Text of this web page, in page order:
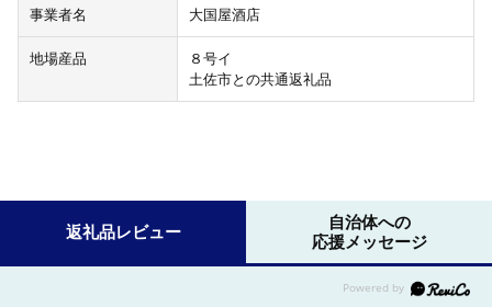
事業者名 大国屋酒店
地場産品
８号イ
土佐市との共通返礼品
返礼品レビュー
自治体への
応援メッセージ